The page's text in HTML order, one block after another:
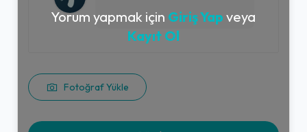
Fotoğraf Yükle
Yorum yapmak için Giriş Yap veya
Kayıt Ol